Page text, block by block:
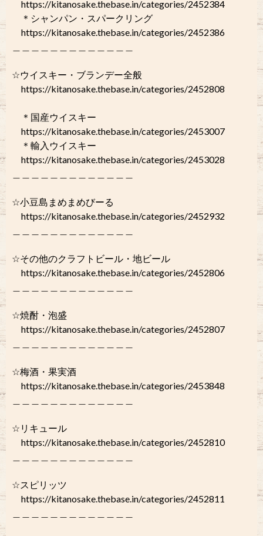
https://kitanosake.thebase.in/categories/2452384
＊シャンパン・スパークリング
https://kitanosake.thebase.in/categories/2452386
☆ウイスキー・ブランデー全般
https://kitanosake.thebase.in/categories/2452808
＊国産ウイスキー
https://kitanosake.thebase.in/categories/2453007
＊輸入ウイスキー
https://kitanosake.thebase.in/categories/2453028
☆小豆島まめまめびーる
https://kitanosake.thebase.in/categories/2452932
☆その他のクラフトビール・地ビール
https://kitanosake.thebase.in/categories/2452806
☆焼酎・泡盛
https://kitanosake.thebase.in/categories/2452807
☆梅酒・果実酒
https://kitanosake.thebase.in/categories/2453848
☆リキュール
https://kitanosake.thebase.in/categories/2452810
☆スピリッツ
https://kitanosake.thebase.in/categories/2452811